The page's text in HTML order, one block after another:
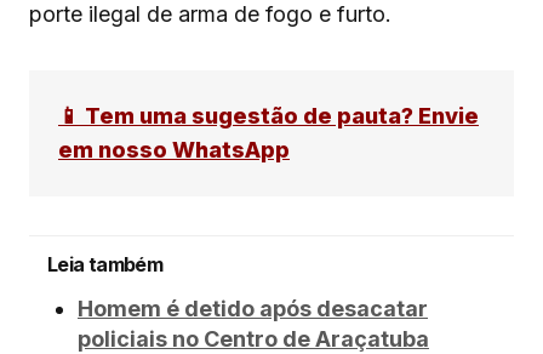
porte ilegal de arma de fogo e furto.
📱 Tem uma sugestão de pauta? Envie
em nosso WhatsApp
Leia também
Homem é detido após desacatar
policiais no Centro de Araçatuba